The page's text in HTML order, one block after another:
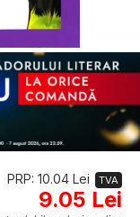
PRP: 10.04 Lei TVA
9.05 Lei